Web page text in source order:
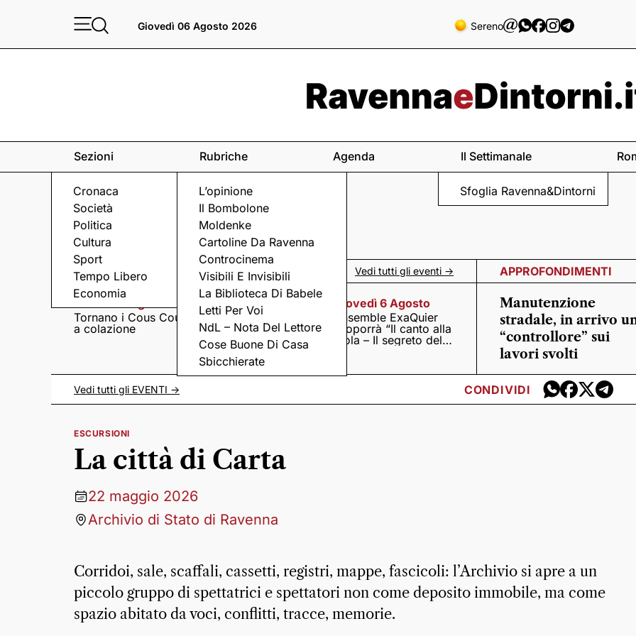
Giovedì 06 Agosto 2026 Sereno
Sezioni
Cronaca
Società
Politica
Cultura
Sport
Tempo Libero
Economia
Rubriche
L’opinione
Il Bombolone
Moldenke
Cartoline Da Ravenna
Controcinema
Visibili E Invisibili
La Biblioteca Di Babele
Letti Per Voi
NdL – Nota Del Lettore
Cose Buone Di Casa
Sbicchierate
Agenda Il Settimanale
Sfoglia Ravenna&Dintorni
Eventi a Ravenna e dintorni Vedi tutti gli eventi ->
Tornano i Cous Cous
a colazione
Giovedì 6 Agosto
Visita serale nella
Pieve romanica di
San Pietro in Sylvis
Giovedì 6 Agosto
Ensemble ExaQuier
proporrà “Il canto alla
viola – Il segreto del
APPROFONDIMENTI
Manutenzione
stradale, in arrivo
“controllore” sui
lavori svolti
Vedi tutti gli EVENTI -> CONDIVIDI
ESCURSIONI
La città di Carta
22 maggio 2026
Archivio di Stato di Ravenna
Corridoi, sale, scaffali, cassetti, registri, mappe, fascicoli: l’Archivio si apre a un
piccolo gruppo di spettatrici e spettatori non come deposito immobile, ma come
spazio abitato da voci, conflitti, tracce, memorie.